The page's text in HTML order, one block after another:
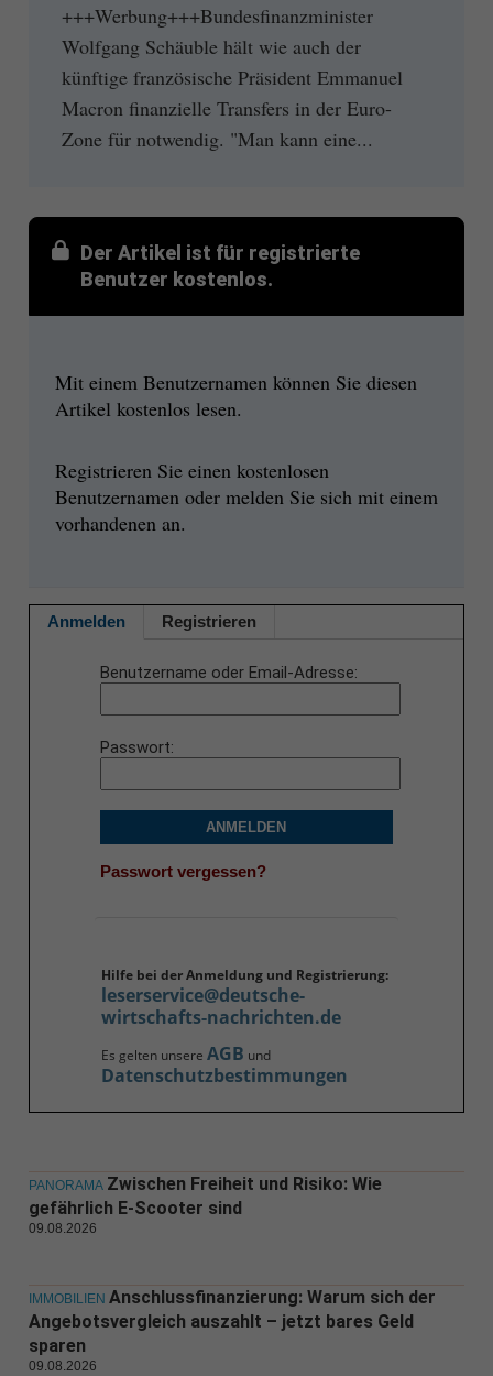
+++Werbung+++Bundesfinanzminister
Wolfgang Schäuble hält wie auch der
künftige französische Präsident Emmanuel
Macron finanzielle Transfers in der Euro-
Zone für notwendig. "Man kann eine...
Der Artikel ist für registrierte
Benutzer kostenlos.
Mit einem Benutzernamen können Sie diesen
Artikel kostenlos lesen.
Registrieren Sie einen kostenlosen
Benutzernamen oder melden Sie sich mit einem
vorhandenen an.
Anmelden Registrieren
Benutzername oder Email-Adresse
Passwort
ANMELDEN
Passwort vergessen?
Hilfe bei der Anmeldung und Registrierung:
leserservice@deutsche-
wirtschafts-nachrichten.de
Es gelten unsere AGB und
Datenschutzbestimmungen
PANORAMA Zwischen Freiheit und Risiko: Wie
gefährlich E-Scooter sind
09.08.2026
IMMOBILIEN Anschlussfinanzierung: Warum sich der
Angebotsvergleich auszahlt – jetzt bares Geld
sparen
09.08.2026